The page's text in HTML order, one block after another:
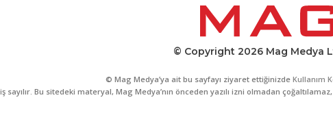
© Copyright 2026 Mag Medya
© Mag Medya’ya ait bu sayfayı ziyaret ettiğinizde Kullanım
sayılır. Bu sitedeki materyal, Mag Medya’nın önceden yazılı izni olmadan